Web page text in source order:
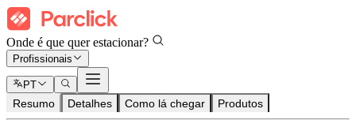
Onde é que quer estacionar?
Profissionais
PT
Resumo Detalhes Como lá chegar Produtos